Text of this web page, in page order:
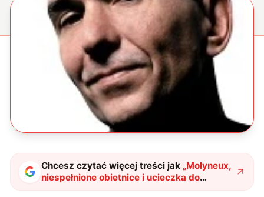
Chcesz czytać więcej treści jak „Molyneux,
niespełnione obietnice i ucieczka do
nowego projektu"?